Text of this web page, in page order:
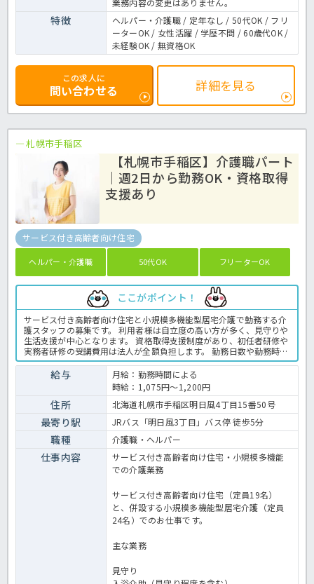
特徴
ヘルパー・介護職 / 定年なし / 50代OK / フリ
ーターOK / 女性活躍 / 学歴不問 / 60歳代OK /
未経験OK / 無資格OK
この求人に
問い合わせる 詳細を見る
札幌市手稲区
【札幌市手稲区】介護職パート
｜週2日から勤務OK・資格取得
支援あり
サービス付き高齢者向け住宅
ヘルパー・介護職 50代OK フリーターOK
ここがポイント！
サービス付き高齢者向け住宅と小規模多機能型居宅介護で勤務する介
護スタッフの募集です。 利用者様は自立度の高い方が多く、見守りや
生活支援が中心となります。 資格取得支援制度があり、初任者研修や
実務者研修の受講費用は法人が全額負担します。 勤務日数や勤務時間
も相談できるため、扶養内勤務や家庭との両立を目指す方にもおすす
めです。 介護の知識や技術を身につけながら働きたい方は、ぜひご応
募ください。 ＜介護職 パート サ高住の求人＞
給与
月給：勤務時間による
時給：1,075円～1,200円
住所 北海道札幌市手稲区明日風4丁目15番50号
最寄り駅 JRバス「明日風3丁目」バス停 徒歩5分
職種 介護職・ヘルパー
仕事内容
サービス付き高齢者向け住宅・小規模多機能
での介護業務
サービス付き高齢者向け住宅（定員19名）
と、併設する小規模多機能型居宅介護（定員
24名）でのお仕事です。
主な業務
見守り